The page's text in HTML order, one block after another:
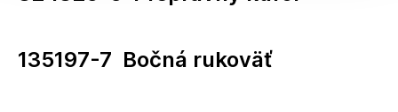
135197-7 Bočná rukoväť